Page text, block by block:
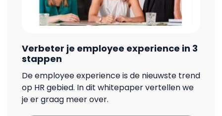
Verbeter je employee experience in 3
stappen
De employee experience is de nieuwste trend
op HR gebied. In dit whitepaper vertellen we
je er graag meer over.